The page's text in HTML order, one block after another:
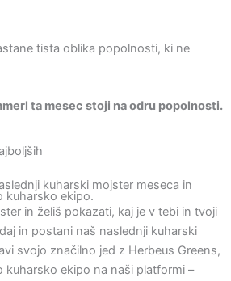
tista oblika popolnosti, ki ne
ta mesec stoji na odru popolnosti.
kuharski mojster meseca in
kuharsko ekipo.
in želiš pokazati, kaj je v tebi in tvoji
in postani naš naslednji kuharski
svojo značilno jed z Herbeus Greens,
kuharsko ekipo na naši platformi –